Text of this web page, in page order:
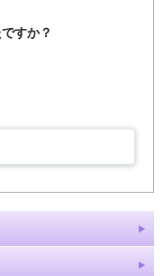
すか？